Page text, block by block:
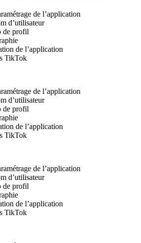
de l’application
d’utilisateur
de profil
de l’application
TikTok
de l’application
d’utilisateur
de profil
de l’application
TikTok
de l’application
d’utilisateur
de profil
de l’application
TikTok